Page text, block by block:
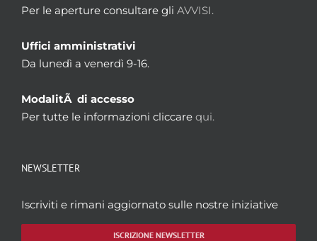
Per le aperture consultare gli AVVISI.
Uffici amministrativi
Da lunedì a venerdì 9-16.
ModalitÃ di accesso
Per tutte le informazioni cliccare qui.
NEWSLETTER
Iscriviti e rimani aggiornato sulle nostre iniziative
ISCRIZIONE NEWSLETTER